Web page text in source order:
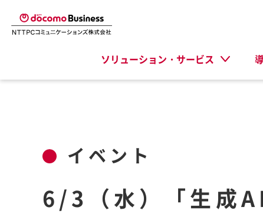
ソリューション・サービス
イベント
6/3（水）「生成